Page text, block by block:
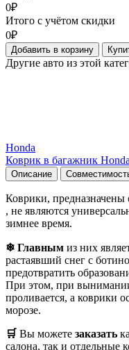
0₽
Итого с учётом скидки
0₽
Добавить в корзину
Другие авто из этой
Honda
Коврик в багажник
Описание
Коврики, предназначены
, не являются
зимнее время.
❄ Главным из них
растаявший снег с
предотвратить
При этом, при
проливается, а коврики
морозе.
🛒 Вы можете заказать
салона, так и отдельные